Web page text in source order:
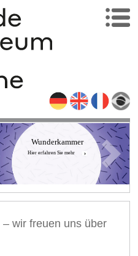
Wunderkammer
Hier erfahren Sie mehr
wir freuen uns über